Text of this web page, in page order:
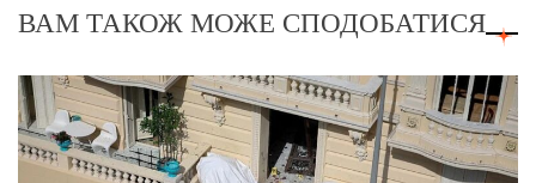
ВАМ ТАКОЖ МОЖЕ СПОДОБАТИСЯ